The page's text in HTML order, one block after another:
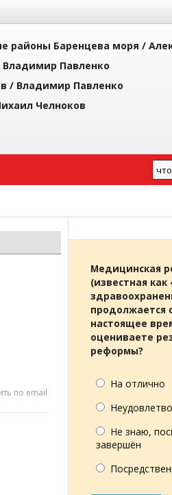
районы Баренцева моря /
Владимир Павленко
/ Владимир Павленко
Челноков
по email
Медицинская
(известная
продолжается
настоящее
оцениваете
реформы?
На отлично
Не знаю,
завершён